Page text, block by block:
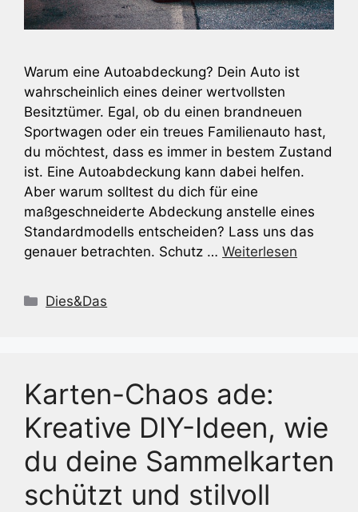
Warum eine Autoabdeckung? Dein Auto ist
wahrscheinlich eines deiner wertvollsten
Besitztümer. Egal, ob du einen brandneuen
Sportwagen oder ein treues Familienauto hast,
du möchtest, dass es immer in bestem Zustand
ist. Eine Autoabdeckung kann dabei helfen.
Aber warum solltest du dich für eine
maßgeschneiderte Abdeckung anstelle eines
Standardmodells entscheiden? Lass uns das
genauer betrachten. Schutz … Weiterlesen
Kategorien
Dies&Das
Karten-Chaos ade:
Kreative DIY-Ideen, wie
du deine Sammelkarten
schützt und stilvoll